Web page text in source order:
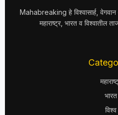
Mahabreaking हे विश्वासार्ह,
महाराष्ट्र, भारत व विश्वातील
भारत
विश्व